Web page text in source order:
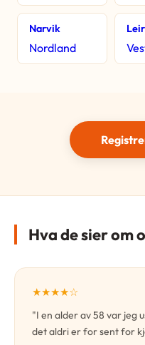
Narvik
Nordland
Hva de sier om
★★★★☆
"I en alder av 58 var jeg
det aldri er for sent for